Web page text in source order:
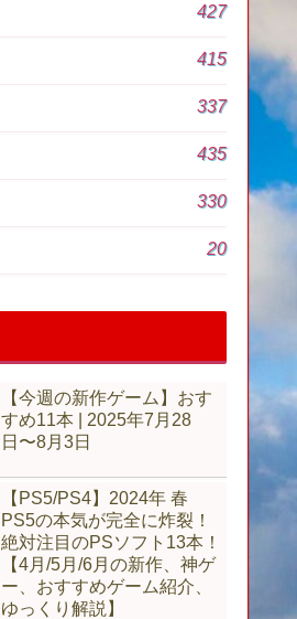
427
415
337
435
330
20
【今週の新作ゲーム】おす
すめ11本 | 2025年7月28
日〜8月3日
【PS5/PS4】2024年 春
PS5の本気が完全に炸裂！
絶対注目のPSソフト13本！
【4月/5月/6月の新作、神ゲ
ー、おすすめゲーム紹介、
ゆっくり解説】